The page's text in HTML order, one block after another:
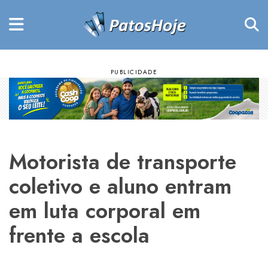
Motorista de transporte
coletivo e aluno entram
em luta corporal em
frente a escola